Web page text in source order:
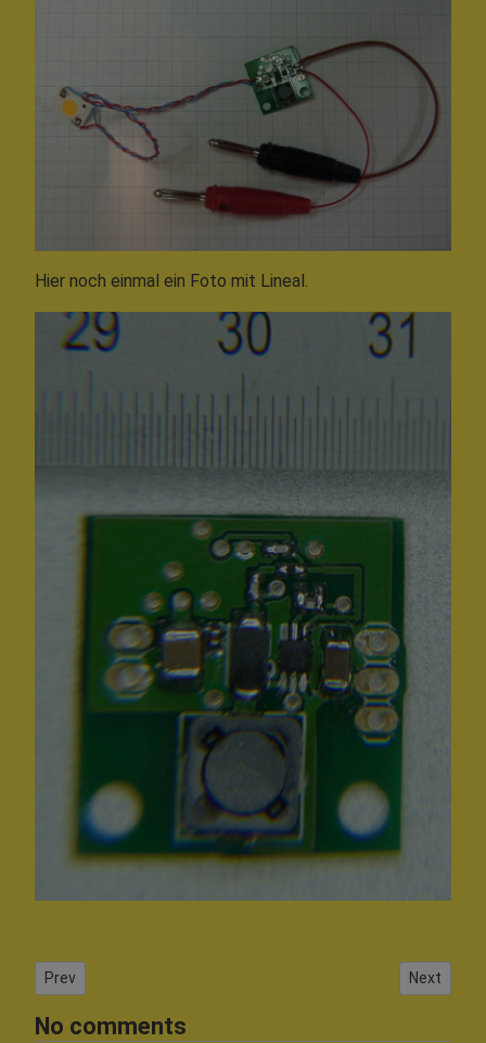
Hier noch einmal ein Foto mit Lineal.
Previous article: Noch ein Witz - Witz2
Prev Next
Next
No comments